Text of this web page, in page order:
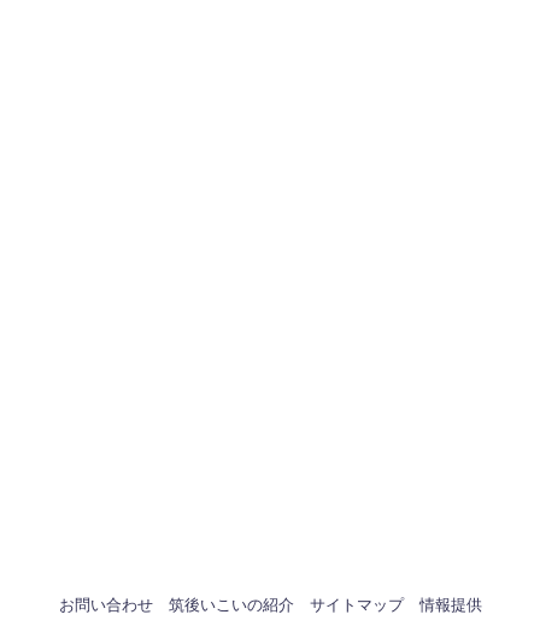
お問い合わせ 筑後いこいの紹介 サイトマップ 情報提供